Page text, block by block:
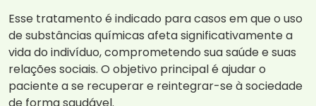
Esse tratamento é indicado para casos em que o uso
de substâncias químicas afeta significativamente a
vida do indivíduo, comprometendo sua saúde e suas
relações sociais. O objetivo principal é ajudar o
paciente a se recuperar e reintegrar-se à sociedade